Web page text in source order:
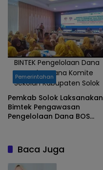
BINTEK Pengelolaan Dana
Bos dan Dana Komite
Sekolah Kabupaten Solok
Pemerintahan
Pemkab Solok Laksanakan
Bimtek Pengawasan
Pengelolaan Dana BOS
SolokBaca Juga